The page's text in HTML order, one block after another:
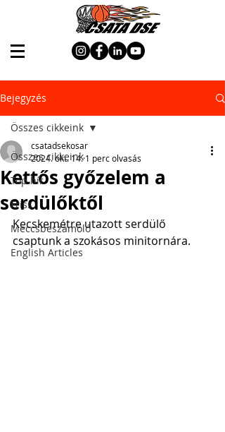
Bejegyzés
Összes cikkeink
Top hír
Friss
Meccsbeszámoló
English Articles
Összes cikkeink
Kettős győzelem a
serdülőktől
csatadsekosar
2024. okt. 14. 1 perc olvasás
Kecskemétre utazott serdülő
csaptunk a szokásos minitornára.